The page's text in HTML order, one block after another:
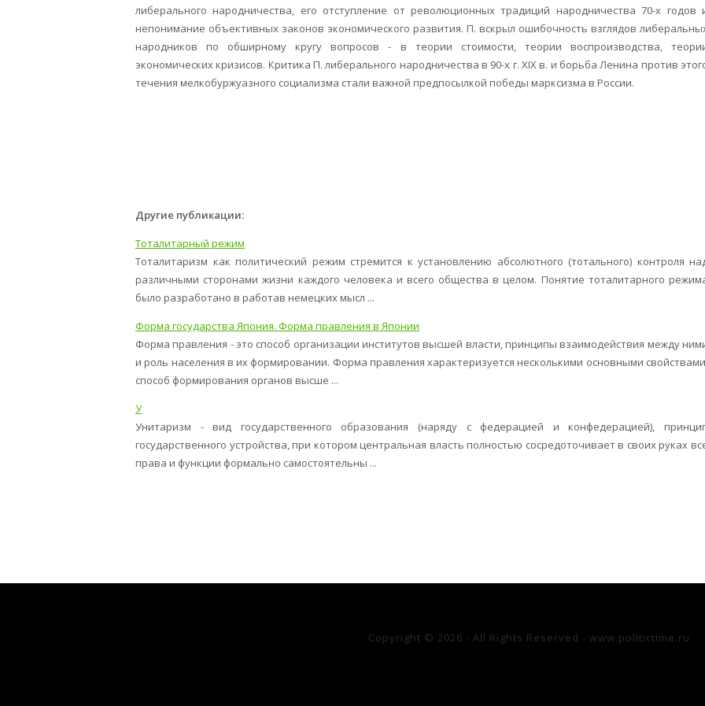
либерального народничества, его отступление от революционных традиций народничества 70-х годов
непонимание объективных законов экономического развития. П. вскрыл ошибочность взглядов
народников по обширному кругу вопросов - в теории стоимости, теории воспроизводства,
экономических кризисов. Критика П. либерального народничества в 90-х г. XIX в. и борьба Ленина против
течения мелкобуржуазного социализма стали важной предпосылкой победы марксизма в России.
Другие публикации:
Тоталитарный режим
Тоталитаризм как политический режим стремится к установлению абсолютного (тотального) контроля
различными сторонами жизни каждого человека и всего общества в целом. Понятие тоталитарного
было разработано в работав немецких мысл ...
Форма государства Япония. Форма правления в Японии
Форма правления - это способ организации институтов высшей власти, принципы взаимодействия между
и роль населения в их формировании. Форма правления характеризуется несколькими основными
способ формирования органов высше ...
У
Унитаризм - вид государственного образования (наряду с федерацией и конфедерацией),
государственного устройства, при котором центральная власть полностью со­средоточивает в своих руках
права и функции формально самостоятельны ...
Copyright © 2026 - All Rights Reserved - www.politictime.ru